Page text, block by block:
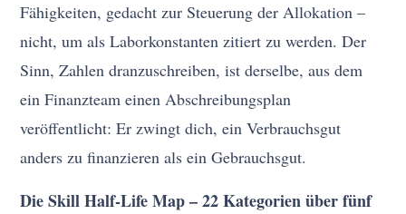
Fähigkeiten, gedacht zur Steuerung der Allokation –
nicht, um als Laborkonstanten zitiert zu werden. Der
Sinn, Zahlen dranzuschreiben, ist derselbe, aus dem
ein Finanzteam einen Abschreibungsplan
veröffentlicht: Er zwingt dich, ein Verbrauchsgut
anders zu finanzieren als ein Gebrauchsgut.
Die Skill Half-Life Map – 22 Kategorien über fünf